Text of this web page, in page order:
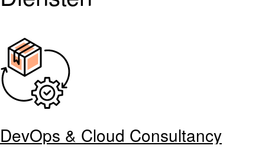
DevOps & Cloud Consultancy